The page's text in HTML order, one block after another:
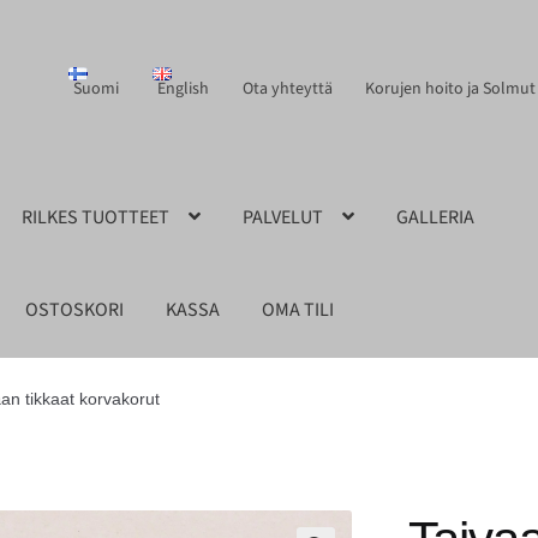
Suomi English Ota yhteyttä Korujen hoito ja Solmut
RILKES TUOTTEET PALVELUT GALLERIA
OSTOSKORI KASSA OMA TILI
tikkaat korvakorut